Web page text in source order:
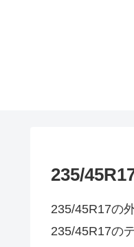
235/
235/45R17の
235/45R17の